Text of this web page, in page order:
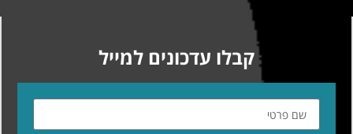
קבלו עדכונים למייל